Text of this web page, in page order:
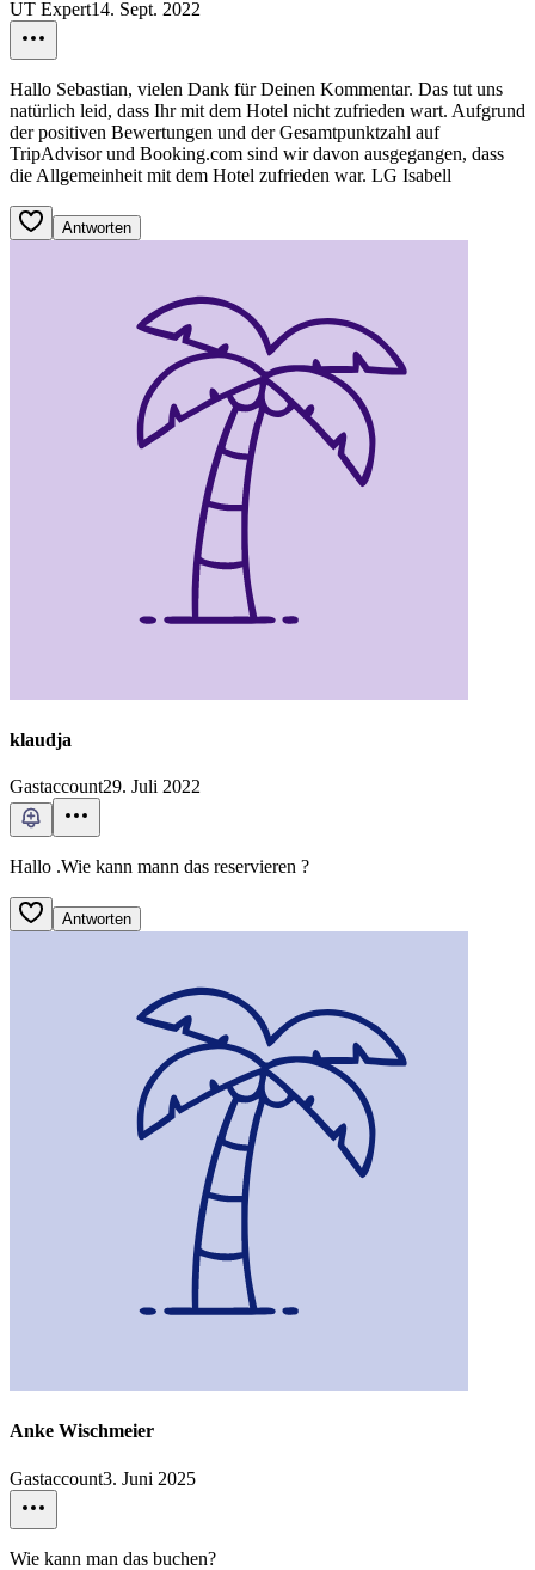
UT Expert14. Sept. 2022
Hallo Sebastian, vielen Dank für Deinen Kommentar. Das tut uns
natürlich leid, dass Ihr mit dem Hotel nicht zufrieden wart. Aufgrund
der positiven Bewertungen und der Gesamtpunktzahl auf
TripAdvisor und Booking.com sind wir davon ausgegangen, dass
die Allgemeinheit mit dem Hotel zufrieden war. LG Isabell
Antworten
klaudja
Gastaccount29. Juli 2022
Hallo .Wie kann mann das reservieren ?
Antworten
Anke Wischmeier
Gastaccount3. Juni 2025
Wie kann man das buchen?